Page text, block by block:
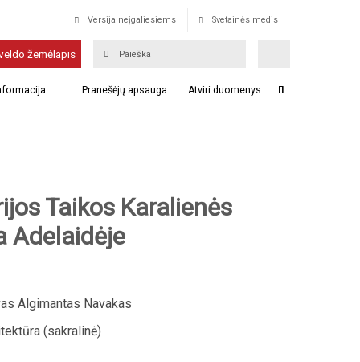
Versija neįgaliesiems Svetainės medis
žemėlapis
Pranešėjų apsauga Atviri duomenys
Taikos Karalienės
Adelaidėje
Algimantas Navakas
(sakralinė)